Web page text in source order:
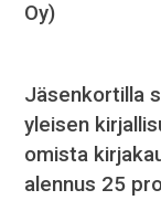
Oy)
Jäsenkortilla
yleisen
omista
alennus 25